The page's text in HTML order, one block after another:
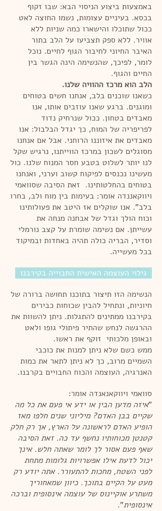
באמצעות ביצוע הניסוי הבא: שבו זקוף
בכסא. בעיניים עצומות, נשמו החוצה לאט
ככול שתוכלו והישארו כמה שניות ללא
אוויר. ללא ספק תצביעו על הלב בתור
האיבר החיוני לחיבור הגוף לחיים. נוכל
לומר, לפיכך, שהנשימה הינה הגשר בין
החיים והגוף.
הלב הוא מרכז ההוויה שלנו.
כשאנו שוכנים בלב, אנחנו חשים בטוחים
ומוגנים. ברגע שאנו עוזבים אותו, אנו
מאבדים בטחון. ככול שנרחיק נדוד
לפריפריה של המוח, כך יגדל הבלבול: אנו
מאבדים את איזוננו הרוחני. אבל אם אנחנו
מסוגלים לשכון במרכז הווייתנו, נרגיש שקל
לנו יותר לשלוט בטבע חסר המנוח שלנו. כול
מעשינו נכנסים לפיקוח קשוב וערני, ואנחנו
בטוחים בהחלטותינו. זאת הסיבה שסוואמי
ויווקאננדה אומר: בעימות בין מוח ולב, בחרו
בלב". אנו שוקלים אז היטב את פעולותינו
וכוח הולך וגדל של אבחנה מנחה את
עשייתן. אם נשימה שומרת על קצב נורמלי
וסדיר, הבריה כולה תהיה באחדות ובמיקוד
בכל מעשייה.
גילוי העוצמה האישית החבוייה בקירבנו
הנשימה הזו תיצור בתוכנו תחושה ברורה של
חיוניות, ונתחיל להבין שכוחות כבירים
בקירבנו ממתינים להתגלות. ניתן להשוות את
ההרגשה לנחש שהתיר פיתולי גופו ולאט
ובאופן מלכותי זוקף את ראשו.
ממש כשם שלא ניתן למנות את כוכבי
השמיים מרוב, כך לא ניתן לתאר את כמות
האנרגיה, העוצמה והכוח החבויים בקרבנו.
סוואמי ויווקאנאנדה אומר:
"איזה מדען הבין או ידע אי פעם את כל מה
שקיים בבן האדם? מיליוני שנים חלפו מאז
הופיע האדם לראשונה על הארץ, אך רק חלק
קטנטן מכוחותיו נחשף עד כה. זאת הסיבה
שאף פעם אסור לך לומר שאתה חלש. אינך
יכול לדעת אילו אפשרויות גלומות מתחת
לפני השטח, מחכות להתעורר. אתה יודע רק
מעט על הקיים בתוכך. כיוון שמאחוריך
משתרע אוקיינוס של עוצמה אינסופית וברכה
אינסופית".